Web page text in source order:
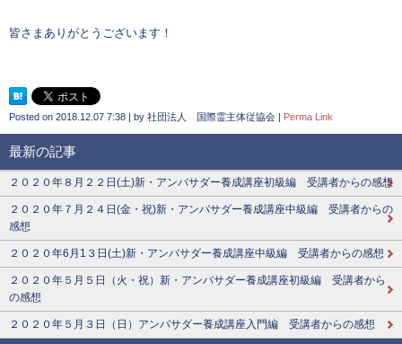
皆さまありがとうございます！
Posted on 2018.12.07 7:38 | by 社団法人 国際霊主体従協会 | Perma Link
最新の記事
２０２０年８月２２日(土)新・アンバサダー養成講座初級編 受講者からの感想
２０２０年７月２４日(金・祝)新・アンバサダー養成講座中級編 受講者からの
感想
２０２０年6月1３日(土)新・アンバサダー養成講座中級編 受講者からの感想
２０２０年５月５日（火・祝）新・アンバサダー養成講座初級編 受講者から
の感想
２０２０年５月３日（日）アンバサダー養成講座入門編 受講者からの感想